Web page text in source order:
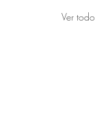
Ver todo